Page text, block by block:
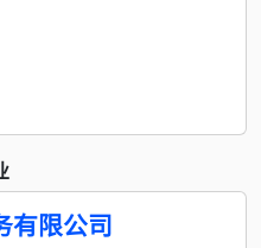
有限公司